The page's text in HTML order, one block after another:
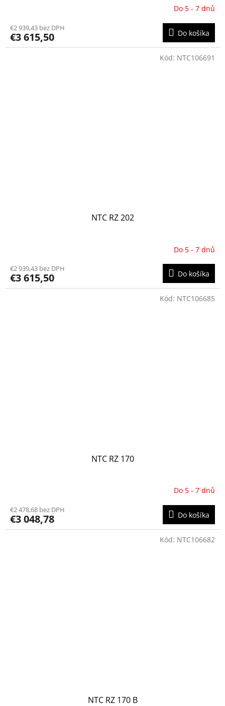
Do 5 - 7 dnů
€2 939,43 bez DPH
€3 615,50 Do košíka
NTC RZ 202
Do 5 - 7 dnů
€2 939,43 bez DPH
€3 615,50 Do košíka
Kód: NTC106691
NTC RZ 170
Do 5 - 7 dnů
€2 478,68 bez DPH
€3 048,78 Do košíka
Kód: NTC106685
NTC RZ 170 B
Kód: NTC106682